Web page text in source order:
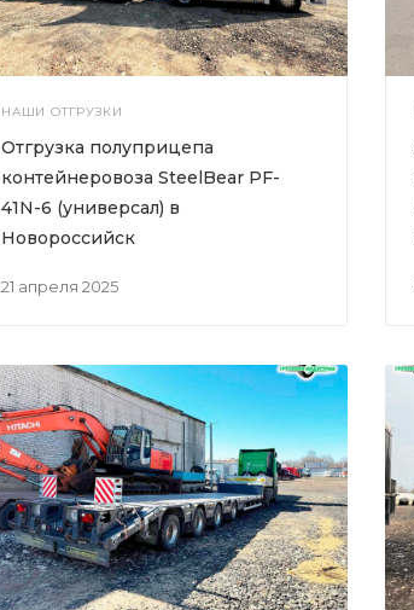
НАШИ ОТГРУЗКИ
21 апреля 2025
Отгрузка полуприцепа
контейнеровоза SteelBear PF-
41N-6 (универсал) в
Новороссийск